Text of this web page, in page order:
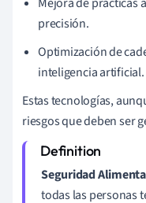
precisión.
Optimización de
inteligencia artificial.
Estas tecnologías,
riesgos que deben ser
Seguridad
todas las personas